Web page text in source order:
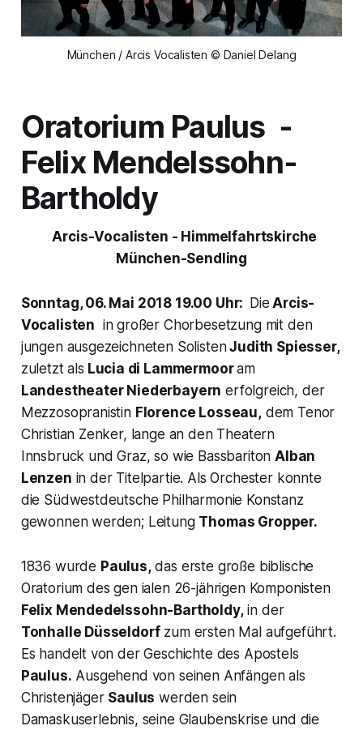
München / Arcis Vocalisten © Daniel Delang
Oratorium Paulus -
Felix Mendelssohn-
Bartholdy
Arcis-Vocalisten - Himmelfahrtskirche
München-Sendling
Sonntag, 06. Mai 2018 19.00 Uhr: Die Arcis-
Vocalisten in großer Chorbesetzung mit den
jungen ausgezeichneten SolistenJudith Spiesser,
zuletzt als Lucia di Lammermooram
Landestheater Niederbayern erfolgreich, der
Mezzosopranistin Florence Losseau,dem Tenor
Christian Zenker, lange an den Theatern
Innsbruck und Graz, so wie BassbaritonAlban
Lenzen in der Titelpartie. Als Orchester konnte
die Südwestdeutsche Philharmonie Konstanz
gewonnen werden; Leitung Thomas Gropper.
1836 wurde Paulus,das erste große biblische
Oratorium des gen ialen 26-jährigen Komponisten
Felix Mendedelssohn-Bartholdy,in der
Tonhalle Düsseldorfzum ersten Mal aufgeführt.
Es handelt von der Geschichte des Apostels
Paulus. Ausgehend von seinen Anfängen als
Christenjäger Saulus werden sein
Damaskuserlebnis, seine Glaubenskrise und die